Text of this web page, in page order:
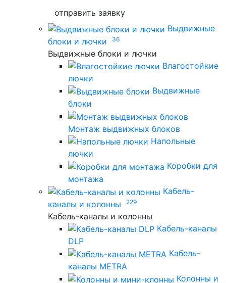
отправить заявку
Выдвижные
блоки и лючки
36
Выдвижные блоки и лючки
Влагостойкие
лючки
Выдвижные
блоки
Монтаж выдвижных блоков
Напольные
лючки
Коробки для
монтажа
Кабель-
каналы и колонны
229
Кабель-каналы и колонны
Кабель-каналы
DLP
Кабель-
каналы METRA
Колонны и